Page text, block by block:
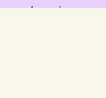
dass eine